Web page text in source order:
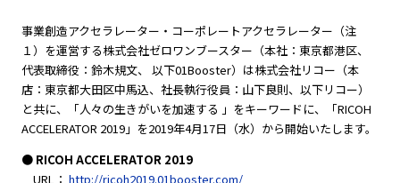
事業創造アクセラレーター・コーポレートアクセラレーター（注
１）を運営する株式会社ゼロワンブースター（本社：東京都港区、
代表取締役：鈴木規文、 以下01Booster）は株式会社リコー（本
店：東京都大田区中馬込、社長執行役員：山下良則、以下リコー）
と共に、「人々の生きがいを加速する 」をキーワードに、「RICOH
ACCELERATOR 2019」を2019年4月17日（水）から開始いたします。
● RICOH ACCELERATOR 2019
URL： http://ricoh2019.01booster.com/